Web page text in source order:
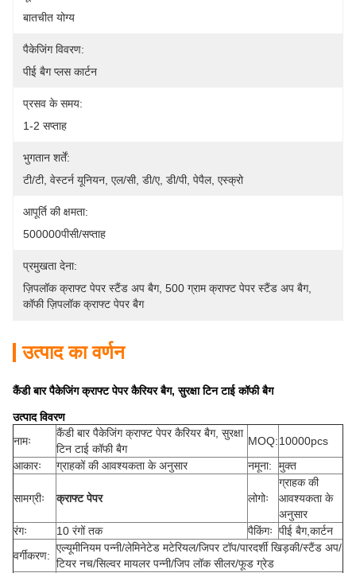
बातचीत योग्य
पैकेजिंग विवरण:
पीई बैग प्लस कार्टन
प्रसव के समय:
1-2 सप्ताह
भुगतान शर्तें:
टी/टी, वेस्टर्न यूनियन, एल/सी, डी/ए, डी/पी, पेपैल, एस्क्रो
आपूर्ति की क्षमता:
500000पीसी/सप्ताह
प्रमुखता देना:
ज़िपलॉक क्राफ्ट पेपर स्टैंड अप बैग, 500 ग्राम क्राफ्ट पेपर स्टैंड अप बैग,
कॉफी ज़िपलॉक क्राफ्ट पेपर बैग
उत्पाद का वर्णन
कैंडी बार पैकेजिंग क्राफ्ट पेपर कैरियर बैग, सुरक्षा टिन टाई कॉफी बैग
उत्पाद विवरण
नामः
कैंडी बार पैकेजिंग क्राफ्ट पेपर कैरियर बैग, सुरक्षा
टिन टाई कॉफी बैग
MOQ:10000pcs
आकारः
ग्राहकों की आवश्यकता के अनुसार नमूना: मुक्त
सामग्रीः क्राफ्ट पेपर लोगोः
ग्राहक की
आवश्यकता के
अनुसार
रंगः
10 रंगों तक पैकिंगः पीई बैग,कार्टन
वर्गीकरण:
एल्यूमीनियम पन्नी/लेमिनेटेड मटेरियल/जिपर टॉप/पारदर्शी खिड़की/स्टैंड अप/
टियर नच/सिल्वर मायलर पन्नी/जिप लॉक सीलर/फूड ग्रेड